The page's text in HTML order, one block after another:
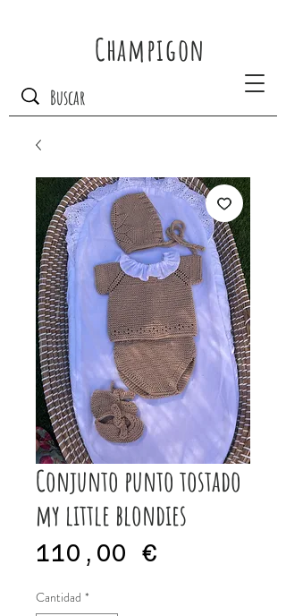
Champigon
Conjunto punto tostado
my little blondies
110,00 €
Cantidad *